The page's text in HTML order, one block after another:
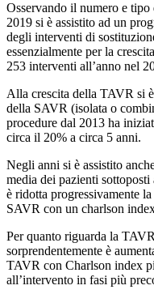
Osservando il numero e
2019 si è assistito ad un
degli interventi di
essenzialmente per la
253 interventi all’anno nel
Alla crescita della TAVR si
della SAVR (isolata o
procedure dal 2013 ha
circa il 20% a circa 5 anni.
Negli anni si è assistito
media dei pazienti
è ridotta progressivamente
SAVR con un charlson
Per quanto riguarda la
sorprendentemente è
TAVR con Charlson index
all’intervento in fasi più